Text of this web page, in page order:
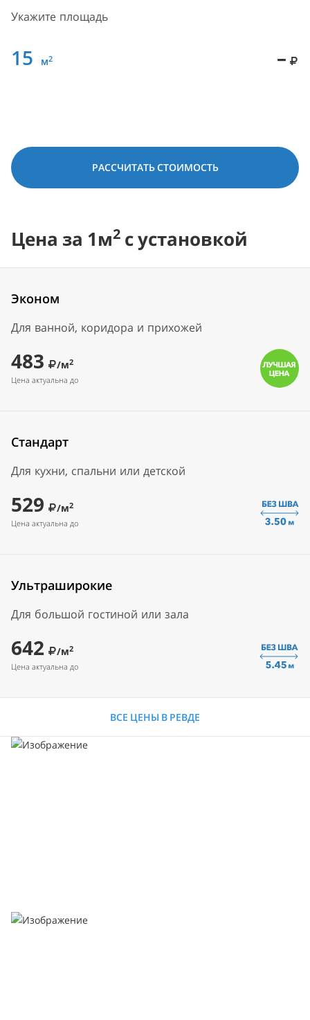
Укажите площадь
15 м2 –
РАССЧИТАТЬ СТОИМОСТЬ
Цена за 1м2 с установкой
Эконом
Для ванной, коридора и прихожей
483 /м2
Цена актуальна до
Стандарт
Для кухни, спальни или детской
529 /м2
Цена актуальна до
Ультраширокие
Для большой гостиной или зала
642 /м2
Цена актуальна до
ВСЕ ЦЕНЫ В РЕВДЕ